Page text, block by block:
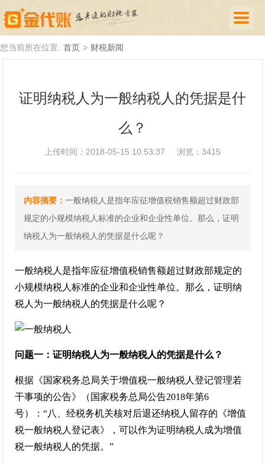
代理记账
厦门落户
财税新闻
关于我们
诚聘英才
您当前所在位置: 首页 > 财税新闻
证明纳税人为一般纳税人的凭据是什
么？
上传时间：2018-05-15 10:53:37 浏览：3415
内容摘要：一般纳税人是指年应征增值税销售额超过财政部
规定的小规模纳税人标准的企业和企业性单位。那么，证明
纳税人为一般纳税人的凭据是什么呢？
一般纳税人是指年应征增值税销售额超过财政部规定的
小规模纳税人标准的企业和企业性单位。那么，证明纳
税人为一般纳税人的凭据是什么呢？
问题一：证明纳税人为一般纳税人的凭据是什么？
根据《国家税务总局关于增值税一般纳税人登记管理若
干事项的公告》（国家税务总局公告2018年第6
号）：“八、经税务机关核对后退还纳税人留存的《增值
税一般纳税人登记表》，可以作为证明纳税人成为增值
税一般纳税人的凭据。”